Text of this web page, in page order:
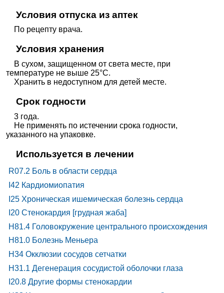
Условия отпуска из аптек
По рецепту врача.
Условия хранения
В сухом, защищенном от света месте, при
температуре не выше 25°С.
Хранить в недоступном для детей месте.
Срок годности
3 года.
Не применять по истечении срока годности,
указанного на упаковке.
Используется в лечении
R07.2 Боль в области сердца
I42 Кардиомиопатия
I25 Хроническая ишемическая болезнь сердца
I20 Стенокардия [грудная жаба]
H81.4 Головокружение центрального происхождения
H81.0 Болезнь Меньера
H34 Окклюзии сосудов сетчатки
H31.1 Дегенерация сосудистой оболочки глаза
I20.8 Другие формы стенокардии